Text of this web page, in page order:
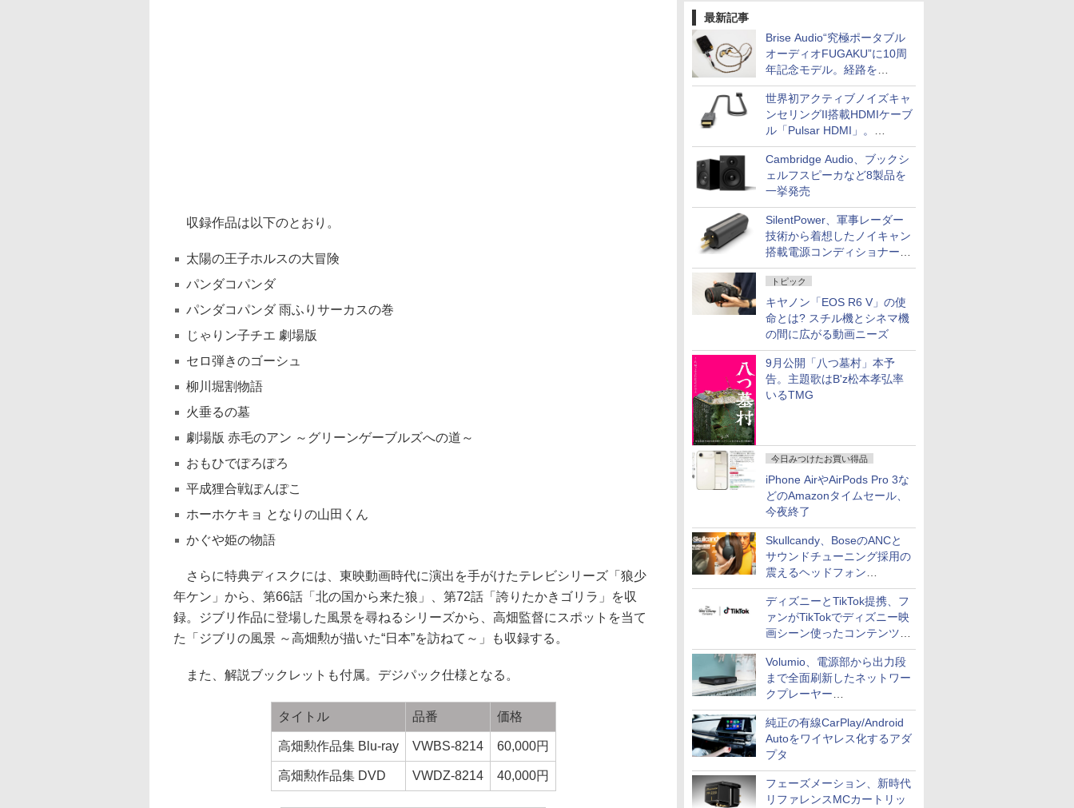
最新記事
Brise Audio“究極ポータブル
オーディオFUGAKU”に10周
年記念モデル。経路を
NISHIKIで統一。400万円
世界初アクティブノイズキャ
ンセリングII搭載HDMIケーブ
ル「Pulsar HDMI」。
SilentPowerから
Cambridge Audio、ブックシ
ェルフスピーカなど8製品を
一挙発売
SilentPower、軍事レーダー
技術から着想したノイキャン
搭載電源コンディショナー
「AC iPurifier2」
トピック
キヤノン「EOS R6 V」の使
命とは? スチル機とシネマ機
の間に広がる動画ニーズ
9月公開「八つ墓村」本予
告。主題歌はB'z松本孝弘率
いるTMG
今日みつけたお買い得品
iPhone AirやAirPods Pro 3な
どのAmazonタイムセール、
今夜終了
Skullcandy、BoseのANCと
サウンドチューニング採用の
震えるヘッドフォン
「Crusher 1080 ANC」
ディズニーとTikTok提携、フ
ァンがTikTokでディズニー映
画シーン使ったコンテンツ制
作、Disney+にも配信
Volumio、電源部から出力段
まで全面刷新したネットワー
クプレーヤー
「Primo（2026）」
純正の有線CarPlay/Android
Autoをワイヤレス化するアダ
プタ
フェーズメーション、新時代
リファレンスMCカートリッ
収録作品は以下のとおり。
太陽の王子ホルスの大冒険
パンダコパンダ
パンダコパンダ 雨ふりサーカスの巻
じゃりン子チエ 劇場版
セロ弾きのゴーシュ
柳川堀割物語
火垂るの墓
劇場版 赤毛のアン ～グリーンゲーブルズへの道～
おもひでぽろぽろ
平成狸合戦ぽんぽこ
ホーホケキョ となりの山田くん
かぐや姫の物語
さらに特典ディスクには、東映動画時代に演出を手がけたテレビシリーズ「狼少
年ケン」から、第66話「北の国から来た狼」、第72話「誇りたかきゴリラ」を収
録。ジブリ作品に登場した風景を尋ねるシリーズから、高畑監督にスポットを当て
た「ジブリの風景 ～高畑勲が描いた“日本”を訪ねて～」も収録する。
また、解説ブックレットも付属。デジパック仕様となる。
タイトル 品番 価格
高畑勲作品集 Blu-ray VWBS-8214 60,000円
高畑勲作品集 DVD VWDZ-8214 40,000円